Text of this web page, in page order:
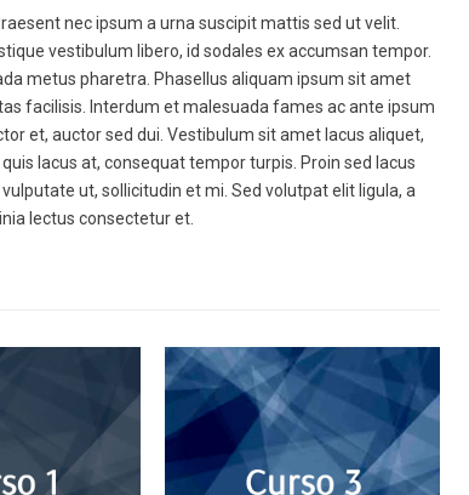
nec ipsum a urna suscipit mattis sed ut velit.
vestibulum libero, id sodales ex accumsan tempor.
metus pharetra. Phasellus aliquam ipsum sit amet
facilisis. Interdum et malesuada fames ac ante ipsum
et, auctor sed dui. Vestibulum sit amet lacus aliquet,
lacus at, consequat tempor turpis. Proin sed lacus
ut, sollicitudin et mi. Sed volutpat elit ligula, a
lectus consectetur et.